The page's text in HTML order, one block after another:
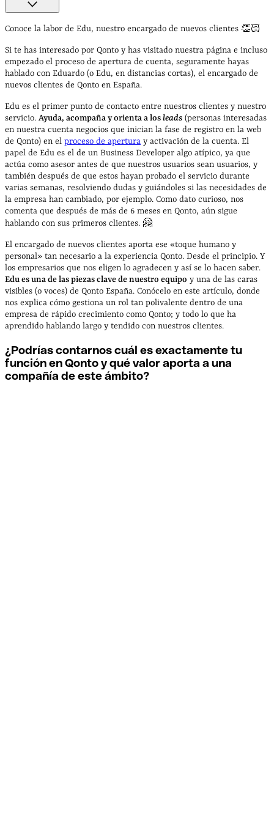
Conoce la labor de Edu, nuestro encargado de nuevos clientes 👏🏻
Si te has interesado por Qonto y has visitado nuestra página e incluso
empezado el proceso de apertura de cuenta, seguramente hayas
hablado con Eduardo (o Edu, en distancias cortas), el encargado de
nuevos clientes de Qonto en España.
Edu es el primer punto de contacto entre nuestros clientes y nuestro
servicio. Ayuda, acompaña y orienta a losleads (personas interesadas
en nuestra cuenta negocios que inician la fase de registro en la web
de Qonto) en el proceso de apertura y activación de la cuenta. El
papel de Edu es el de un Business Developer algo atípico, ya que
actúa como asesor antes de que nuestros usuarios sean usuarios, y
también después de que estos hayan probado el servicio durante
varias semanas, resolviendo dudas y guiándoles si las necesidades de
la empresa han cambiado, por ejemplo. Como dato curioso, nos
comenta que después de más de 6 meses en Qonto, aún sigue
hablando con sus primeros clientes. 🤗
El encargado de nuevos clientes aporta ese «toque humano y
personal» tan necesario a la experiencia Qonto. Desde el principio. Y
los empresarios que nos eligen lo agradecen y así se lo hacen saber.
Edu es una de las piezas clave de nuestro equipo y una de las caras
visibles (o voces) de Qonto España. Conócelo en este artículo, donde
nos explica cómo gestiona un rol tan polivalente dentro de una
empresa de rápido crecimiento como Qonto; y todo lo que ha
aprendido hablando largo y tendido con nuestros clientes.
¿Podrías contarnos cuál es exactamente tu
función en Qonto y qué valor aporta a una
compañía de este ámbito?